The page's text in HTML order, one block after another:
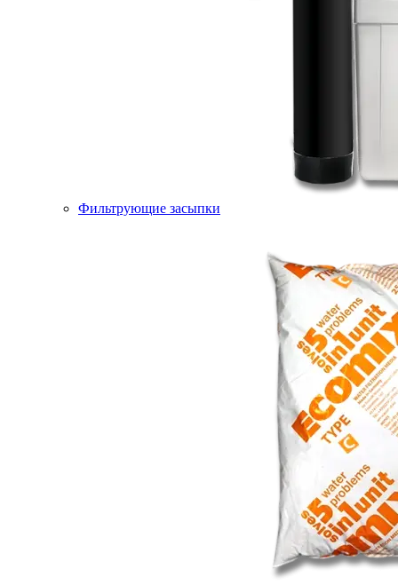
Фильтрующие засыпки